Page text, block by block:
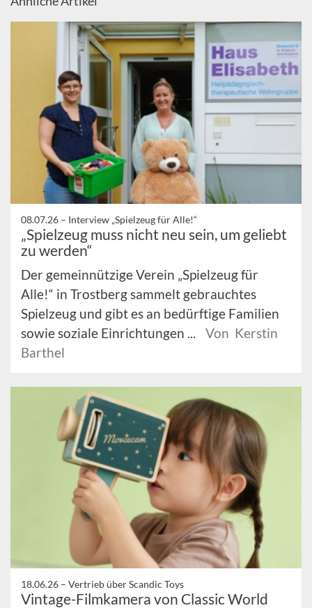
08.07.26 – Interview „Spielzeug für Alle!“
„Spielzeug muss nicht neu sein, um geliebt
zu werden“
Der gemeinnützige Verein „Spielzeug für
Alle!“ in Trostberg sammelt gebrauchtes
Spielzeug und gibt es an bedürftige Familien
sowie soziale Einrichtungen ...
Von Kerstin
Barthel
18.06.26 – Vertrieb über Scandic Toys
Vintage-Filmkamera von Classic World